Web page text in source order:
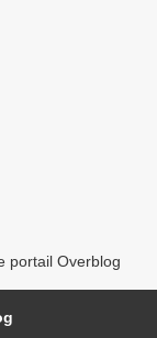
portail Overblog